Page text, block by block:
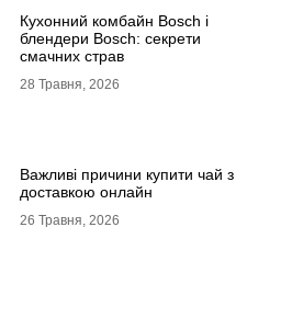
Кухонний комбайн Bosch і
блендери Bosch: секрети
смачних страв
28 Травня, 2026
Важливі причини купити чай з
доставкою онлайн
26 Травня, 2026